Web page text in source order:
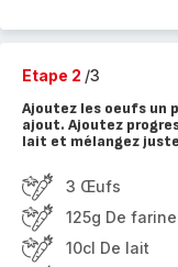
Etape 2 /3
Ajoutez les oeufs un
ajout. Ajoutez
lait et mélangez
3 Œufs
125g De farine
10cl De lait